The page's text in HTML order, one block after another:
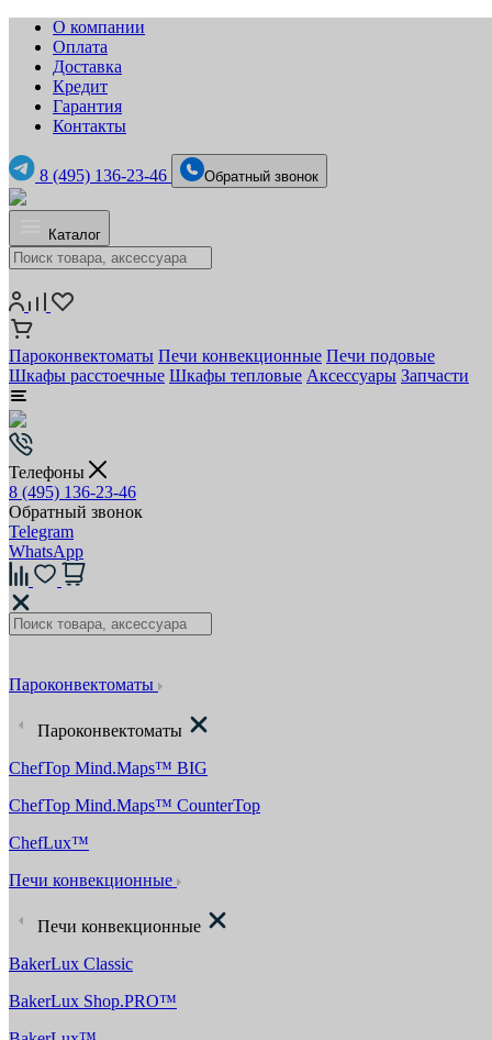
О компании
Оплата
Доставка
Кредит
Гарантия
Контакты
8 (495) 136-23-46 Обратный звонок
Каталог
Пароконвектоматы Печи конвекционные Печи подовые
Шкафы расстоечные Шкафы тепловые Аксессуары Запчасти
Телефоны
8 (495) 136-23-46
Обратный звонок
Telegram
WhatsApp
Пароконвектоматы
Пароконвектоматы
ChefTop Mind.Maps™ BIG
ChefTop Mind.Maps™ CounterTop
ChefLux™
Печи конвекционные
Печи конвекционные
BakerLux Classic
BakerLux Shop.PRO™